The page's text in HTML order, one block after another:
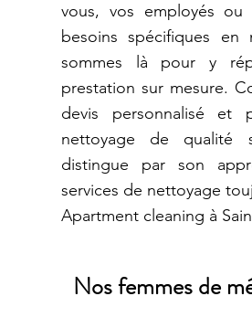
vous, vos employés ou
besoins spécifiques en
sommes là pour y
prestation sur mesure.
devis personnalisé et
nettoyage de qualité
distingue par son
services de nettoyage
Apartment cleaning à
Nos femmes de